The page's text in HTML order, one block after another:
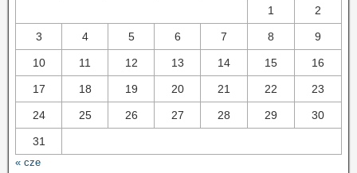
1 2
3 4 5 6 7 8 9
10 11 12 13 14 15 16
17 18 19 20 21 22 23
24 25 26 27 28 29 30
31
« cze